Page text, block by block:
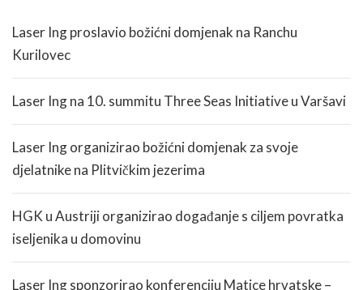
Laser Ing proslavio božićni domjenak na Ranchu
Kurilovec
Laser Ing na 10. summitu Three Seas Initiative u Varšavi
Laser Ing organizirao božićni domjenak za svoje
djelatnike na Plitvičkim jezerima
HGK u Austriji organizirao događanje s ciljem povratka
iseljenika u domovinu
Laser Ing sponzorirao konferenciju Matice hrvatske –